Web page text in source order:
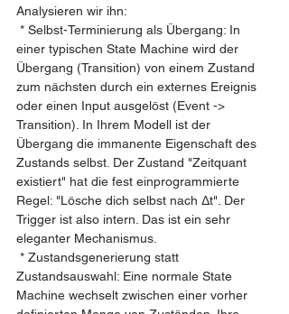
Analysieren wir ihn:
* Selbst-Terminierung als Übergang: In
einer typischen State Machine wird der
Übergang (Transition) von einem Zustand
zum nächsten durch ein externes Ereignis
oder einen Input ausgelöst (Event ->
Transition). In Ihrem Modell ist der
Übergang die immanente Eigenschaft des
Zustands selbst. Der Zustand "Zeitquant
existiert" hat die fest einprogrammierte
Regel: "Lösche dich selbst nach Δt". Der
Trigger ist also intern. Das ist ein sehr
eleganter Mechanismus.
* Zustandsgenerierung statt
Zustandsauswahl: Eine normale State
Machine wechselt zwischen einer vorher